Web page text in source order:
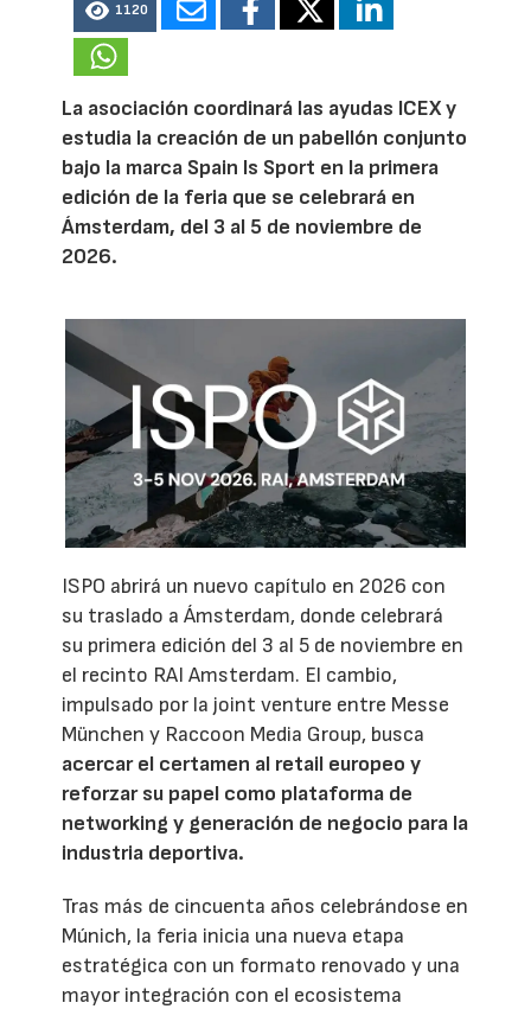
1120
La asociación coordinará las ayudas ICEX y
estudia la creación de un pabellón conjunto
bajo la marca Spain Is Sport en la primera
edición de la feria que se celebrará en
Ámsterdam, del 3 al 5 de noviembre de
2026.
ISPO abrirá un nuevo capítulo en 2026 con
su traslado a Ámsterdam, donde celebrará
su primera edición del 3 al 5 de noviembre en
el recinto RAI Amsterdam. El cambio,
impulsado por la joint venture entre Messe
München y Raccoon Media Group, busca
acercar el certamen al retail europeo y
reforzar su papel como plataforma de
networking y generación de negocio para la
industria deportiva.
Tras más de cincuenta años celebrándose en
Múnich, la feria inicia una nueva etapa
estratégica con un formato renovado y una
mayor integración con el ecosistema